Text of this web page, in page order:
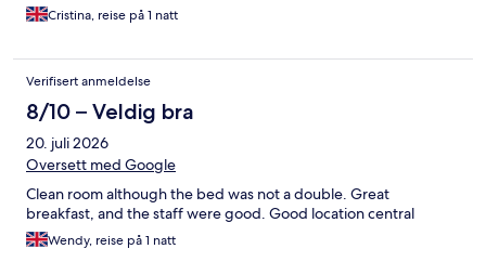
Cristina, reise på 1 natt
Verifisert anmeldelse
8/10 – Veldig bra
20. juli 2026
Oversett med Google
Clean room although the bed was not a double. Great
breakfast, and the staff were good. Good location central
Wendy, reise på 1 natt